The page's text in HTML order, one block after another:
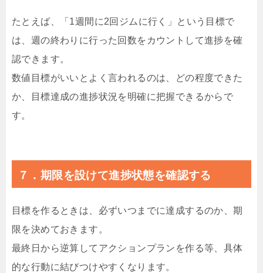
たとえば、「1週間に2回ジムに行く」という目標で
は、週の終わりに行った回数をカウントして進捗を確
認できます。
数値目標がいいとよく言われるのは、どの程度できた
か、目標達成の進捗状況を明確に把握できるからで
す。
７．期限を設けて進捗状態を確認する
目標を作るときは、必ずいつまでに達成するのか、期
限を決めておきます。
最終日から逆算してアクションプランを作る等、具体
的な行動に結びつけやすくなります。